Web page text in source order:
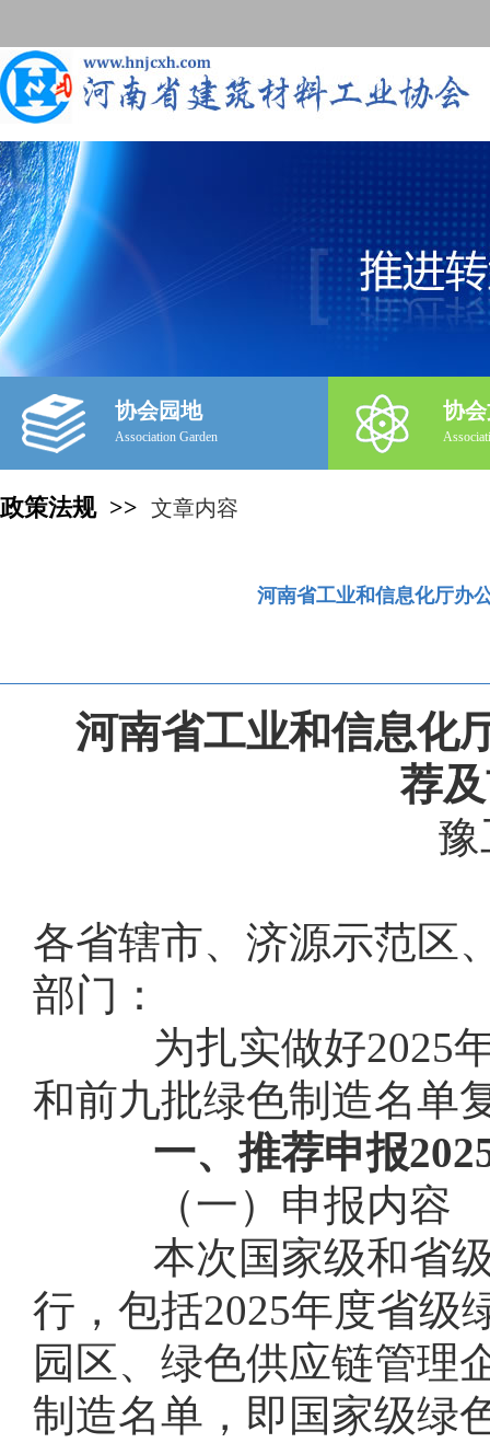
协会园地
Association Garden
协
政策法规 >> 文章内容
河南省工业和信息化厅办
河南省工业和信息化
荐
豫
各省辖市、济源示范区
部门：
为扎实做好2025年
和前九批绿色制造名单
一、推荐申报
（一）申报内容
本次国家级和省级
行，包括2025年度省级
园区、绿色供应链管理
制造名单，即国家级绿